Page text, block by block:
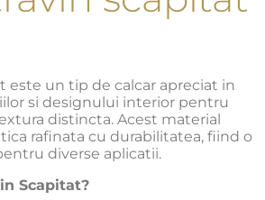
este un tip de calcar apreciat in
si designului interior pentru
distincta. Acest material
rafinata cu durabilitatea, fiind o
diverse aplicatii.
Scapitat?